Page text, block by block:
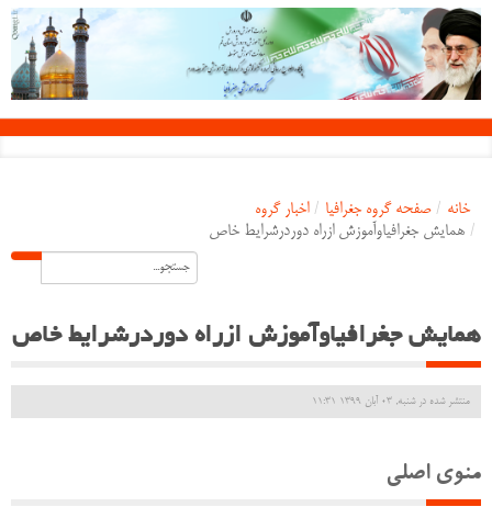
خانه / صفحه گروه جغرافیا / اخبار گروه
/ همایش جغرافیاوآموزش ازراه دوردرشرایط خاص
همایش جغرافیاوآموزش ازراه دوردرشرایط خاص
منتشر شده در شنبه, 03 آبان 1399 11:31
منوی اصلی